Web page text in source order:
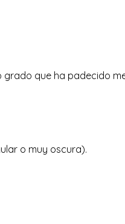
que ha padecido
o muy oscura).